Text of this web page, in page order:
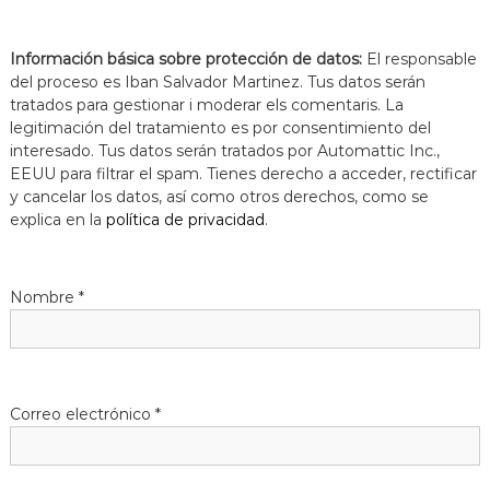
Información básica sobre protección de datos: El responsable
del proceso es Iban Salvador Martinez. Tus datos serán
tratados para gestionar i moderar els comentaris. La
legitimación del tratamiento es por consentimiento del
interesado. Tus datos serán tratados por Automattic Inc.,
EEUU para filtrar el spam. Tienes derecho a acceder, rectificar
y cancelar los datos, así como otros derechos, como se
explica en la política de privacidad.
Nombre *
Correo electrónico *